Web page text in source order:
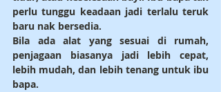
perlu tunggu keadaan jadi terlalu teruk
baru nak bersedia.
Bila ada alat yang sesuai di rumah,
penjagaan biasanya jadi lebih cepat,
lebih mudah, dan lebih tenang untuk ibu
bapa.